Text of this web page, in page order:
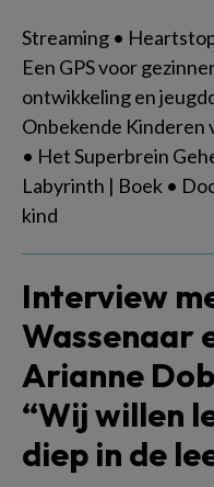
Streaming •
Een GPS voor
ontwikkeling en
Onbekende Kinderen
• Het Superbrein
Labyrinth | Boek •
kind
Interview
Wassenaar
Arianne
“Wij willen
diep in de